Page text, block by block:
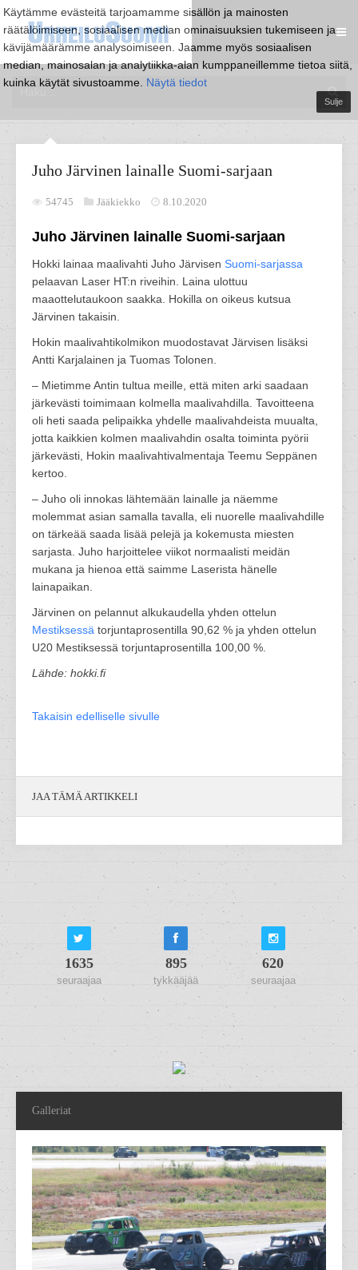
Käytämme evästeitä tarjoamamme sisällön ja mainosten
räätälöimiseen, sosiaalisen median ominaisuuksien tukemiseen ja
kävijämäärämme analysoimiseen. Jaamme myös sosiaalisen
median, mainosalan ja analytiikka-alan kumppaneillemme tietoa siitä,
kuinka käytät sivustoamme. Näytä tiedot
Sulje
Juho Järvinen lainalle Suomi-sarjaan
54745 Jääkiekko 8.10.2020
Juho Järvinen lainalle Suomi-sarjaan
Hokki lainaa maalivahti Juho Järvisen Suomi-sarjassa
pelaavan Laser HT:n riveihin. Laina ulottuu
maaottelutaukoon saakka. Hokilla on oikeus kutsua
Järvinen takaisin.
Hokin maalivahtikolmikon muodostavat Järvisen lisäksi
Antti Karjalainen ja Tuomas Tolonen.
– Mietimme Antin tultua meille, että miten arki saadaan
järkevästi toimimaan kolmella maalivahdilla. Tavoitteena
oli heti saada pelipaikka yhdelle maalivahdeista muualta,
jotta kaikkien kolmen maalivahdin osalta toiminta pyörii
järkevästi, Hokin maalivahtivalmentaja Teemu Seppänen
kertoo.
– Juho oli innokas lähtemään lainalle ja näemme
molemmat asian samalla tavalla, eli nuorelle maalivahdille
on tärkeää saada lisää pelejä ja kokemusta miesten
sarjasta. Juho harjoittelee viikot normaalisti meidän
mukana ja hienoa että saimme Laserista hänelle
lainapaikan.
Järvinen on pelannut alkukaudella yhden ottelun
Mestiksessä torjuntaprosentilla 90,62 % ja yhden ottelun
U20 Mestiksessä torjuntaprosentilla 100,00 %.
Lähde: hokki.fi
Takaisin edelliselle sivulle
JAA TÄMÄ ARTIKKELI
1635
seuraajaa
895
tykkääjää
620
seuraajaa
Galleriat